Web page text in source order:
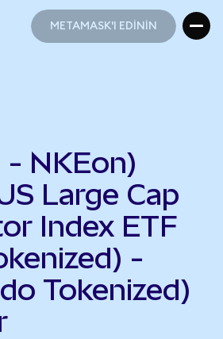
METAMASK'I EDİNİN
- NKEon)
Large Cap
Index ETF
-
Tokenized)